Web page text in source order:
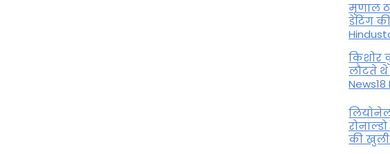
मृणाल
डेटिंग
किशोर
लौटते थे
News18
की खुली